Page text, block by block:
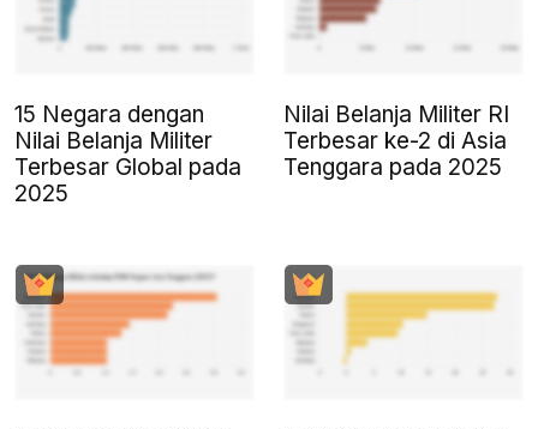
15 Negara dengan
Nilai Belanja Militer
Terbesar Global pada
2025
Nilai Belanja Militer RI
Terbesar ke-2 di Asia
Tenggara pada 2025